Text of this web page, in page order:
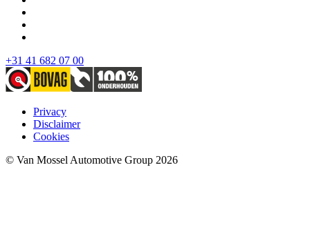
+31 41 682 07 00
Privacy
Disclaimer
Cookies
© Van Mossel Automotive Group 2026